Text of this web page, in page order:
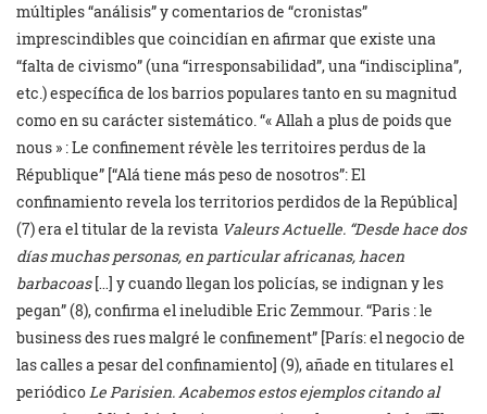
múltiples “análisis” y comentarios de “cronistas”
imprescindibles que coincidían en afirmar que existe una
“falta de civismo” (una “irresponsabilidad”, una “indisciplina”,
etc.) específica de los barrios populares tanto en su magnitud
como en su carácter sistemático. “« Allah a plus de poids que
nous » : Le confinement révèle les territoires perdus de la
République” [“Alá tiene más peso de nosotros”: El
confinamiento revela los territorios perdidos de la República]
(7) era el titular de la revista Valeurs Actuelle. “Desde hace dos
días muchas personas, en particular africanas, hacen
barbacoas[…] y cuando llegan los policías, se indignan y les
pegan” (8), confirma el ineludible Eric Zemmour. “Paris : le
business des rues malgré le confinement” [París: el negocio de
las calles a pesar del confinamiento] (9), añade en titulares el
periódicoLe Parisien.Acabemos estos ejemplos citando al